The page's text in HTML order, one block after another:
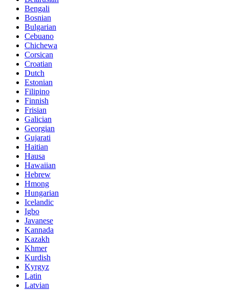
Bengali
Bosnian
Bulgarian
Cebuano
Chichewa
Corsican
Croatian
Dutch
Estonian
Filipino
Finnish
Frisian
Galician
Georgian
Gujarati
Haitian
Hausa
Hawaiian
Hebrew
Hmong
Hungarian
Icelandic
Igbo
Javanese
Kannada
Kazakh
Khmer
Kurdish
Kyrgyz
Latin
Latvian